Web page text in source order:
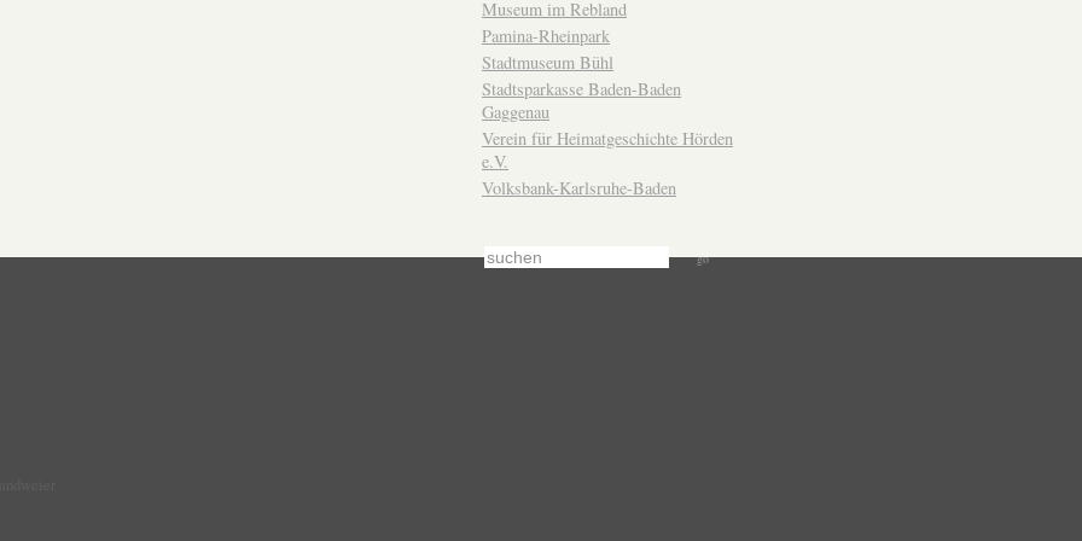
Museum im Rebland
Pamina-Rheinpark
Stadtmuseum Bühl
Stadtsparkasse Baden-Baden
Gaggenau
Verein für Heimatgeschichte Hörden
e.V.
Volksbank-Karlsruhe-Baden